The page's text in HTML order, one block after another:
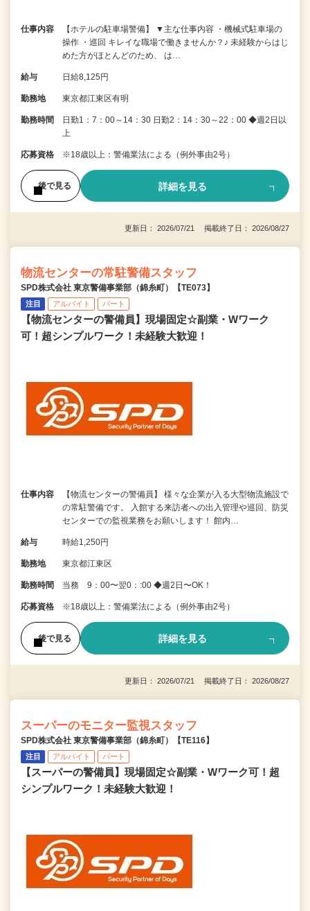
仕事内容
【ホテルの駐車場警備】 ▼主な仕事内容 ・機械式駐車場の
操作 ・巡回 キレイな職場で働きませんか？♪ 未経験からはじ
めた方がほとんどのため、 は…
給与 日給8,125円
勤務地 東京都江東区有明
勤務時間
日勤1：7：00～14：30 日勤2：14：30～22：00 ◆週2日以
上
応募資格 ※18歳以上：警備業法による（例外事由2号）
後で見る 詳細を見る
更新日： 2026/07/21 掲載終了日： 2026/08/27
物流センターの常駐警備スタッフ
SPD株式会社 東京警備事業部（錦糸町）【TE073】
注目 アルバイト パート
【物流センターの警備員】現場固定☆副業・Wワーク
可！超シンプルワーク！未経験大歓迎！
仕事内容
【物流センターの警備員】 様々な企業が入る大型物流施設で
の常駐警備です。 入館する来訪者への出入管理や巡回、防災
センターでの監視業務をお願いします！ 館内…
給与 時給1,250円
勤務地 東京都江東区
勤務時間 当務 9：00〜翌0：:00 ◆週2日〜OK！
応募資格 ※18歳以上：警備業法による（例外事由2号）
後で見る 詳細を見る
更新日： 2026/07/21 掲載終了日： 2026/08/27
スーパーのモニター監視スタッフ
SPD株式会社 東京警備事業部（錦糸町）【TE116】
注目 アルバイト パート
【スーパーの警備員】現場固定☆副業・Wワーク可！超
シンプルワーク！未経験大歓迎！